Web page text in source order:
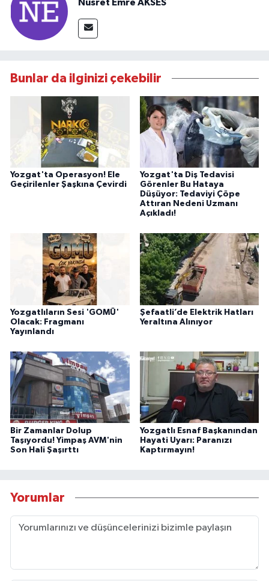
Nusret Emre AKSES
Bunlar da ilginizi çekebilir
Yozgat'ta Operasyon! Ele
Geçirilenler Şaşkına Çevirdi
Yozgat'ta Diş Tedavisi
Görenler Bu Hataya
Düşüyor: Tedaviyi Çöpe
Attıran Nedeni Uzmanı
Açıkladı!
Yozgatlıların Sesi 'GOMÜ'
Olacak: Fragmanı
Yayınlandı
Şefaatli’de Elektrik Hatları
Yeraltına Alınıyor
Bir Zamanlar Dolup
Taşıyordu! Yimpaş AVM'nin
Son Hali Şaşırttı
Yozgatlı Esnaf Başkanından
Hayati Uyarı: Paranızı
Kaptırmayın!
Yorumlar